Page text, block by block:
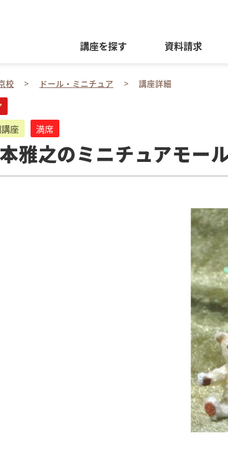
講座を探す 資料請求
校 ドール・ミニチュア 講座詳細
座 満席
雅之のミニチュアモー